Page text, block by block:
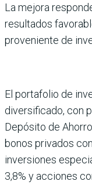
La mejora
resultados
proveniente de
El portafolio de
diver­sificado, con
Depósito de
bonos privados
inversiones
3,8% y acciones